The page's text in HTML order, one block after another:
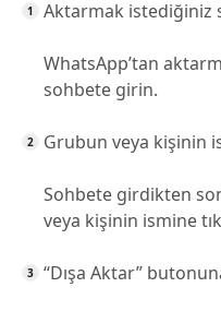
Aktarmak istediğiniz
WhatsApp’tan
sohbete girin.
Grubun veya kişinin
Sohbete girdikten
veya kişinin ismine
“Dışa Aktar”